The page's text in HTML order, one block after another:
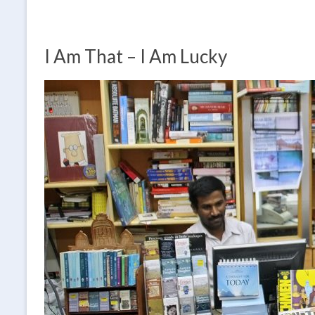
I Am That – I Am Lucky